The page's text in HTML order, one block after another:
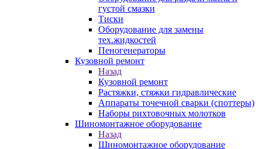
густой смазки
Тиски
Оборудование для замены
тех.жидкостей
Пеногенераторы
Кузовной ремонт
Назад
Кузовной ремонт
Растяжки, стяжки гидравлические
Аппараты точечной сварки (споттеры)
Наборы рихтовочных молотков
Шиномонтажное оборудование
Назад
Шиномонтажное оборудование